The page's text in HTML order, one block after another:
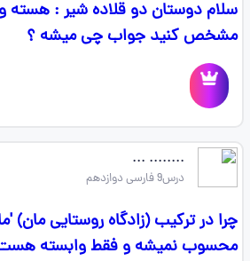
سلام دوستان دو قلاده شیر : هسته و
مشخص کنید جواب چی میشه ؟
........ ...
درس9 فارسی دوازدهم
چرا در ترکیب (زادگاه روستایی مان)
محسوب نمیشه و فقط وابسته